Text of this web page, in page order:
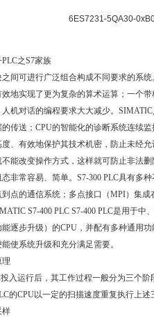
6ES7231-5QA30-
之S7家族
间可进行广泛组合构成不同要求的系
效地实现了更为复杂的算术运算；一个
机对话的编程要求大大减少。
的传送；CPU的智能化的诊断系统连续
、有效地保护其技术机密，防止未经
能改变操作方式，这样就可防止非法
态非常容易、简单。S7-300 PLC具有多
点的通信系统；多点接口（MPI）集成
S7-400 PLC S7-400 PLC是用于
能逐步升级）的CPU，并配有多种通用
使系统升级和充分满足需要。
理
入运行后，其工作过程一般分为三个
的CPU以一定的扫描速度重复执行上述
样